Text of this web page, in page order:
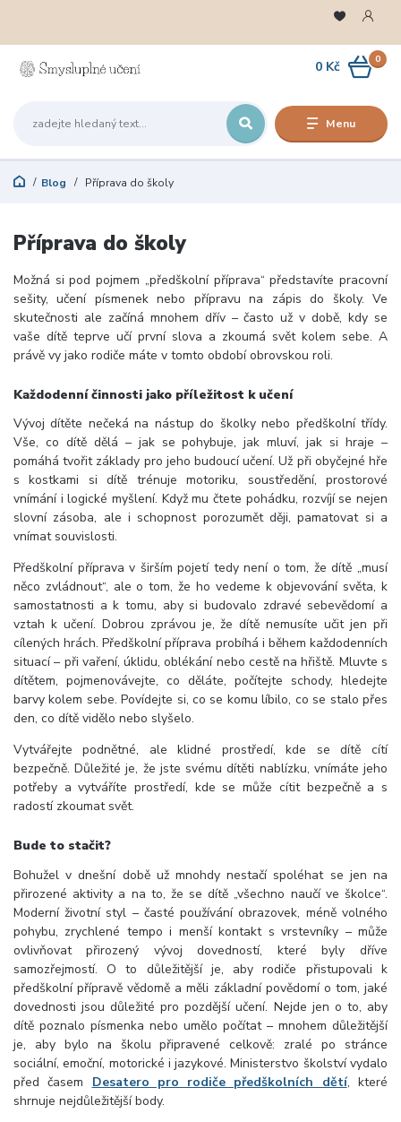
Menu
0
0 Kč
Blog Příprava do školy
Příprava do školy
Možná si pod pojmem „předškolní příprava“ představíte pracovní
sešity, učení písmenek nebo přípravu na zápis do školy. Ve
skutečnosti ale začíná mnohem dřív – často už v době, kdy se
vaše dítě teprve učí první slova a zkoumá svět kolem sebe. A
právě vy jako rodiče máte v tomto období obrovskou roli.
Každodenní činnosti jako příležitost k učení
Vývoj dítěte nečeká na nástup do školky nebo předškolní třídy.
Vše, co dítě dělá – jak se pohybuje, jak mluví, jak si hraje –
pomáhá tvořit základy pro jeho budoucí učení. Už při obyčejné hře
s kostkami si dítě trénuje motoriku, soustředění, prostorové
vnímání i logické myšlení. Když mu čtete pohádku, rozvíjí se nejen
slovní zásoba, ale i schopnost porozumět ději, pamatovat si a
vnímat souvislosti.
Předškolní příprava v širším pojetí tedy není o tom, že dítě „musí
něco zvládnout“, ale o tom, že ho vedeme k objevování světa, k
samostatnosti a k tomu, aby si budovalo zdravé sebevědomí a
vztah k učení. Dobrou zprávou je, že dítě nemusíte učit jen při
cílených hrách. Předškolní příprava probíhá i během každodenních
situací – při vaření, úklidu, oblékání nebo cestě na hřiště. Mluvte s
dítětem, pojmenovávejte, co děláte, počítejte schody, hledejte
barvy kolem sebe. Povídejte si, co se komu líbilo, co se stalo přes
den, co dítě vidělo nebo slyšelo.
Vytvářejte podnětné, ale klidné prostředí, kde se dítě cítí
bezpečně. Důležité je, že jste svému dítěti nablízku, vnímáte jeho
potřeby a vytváříte prostředí, kde se může cítit bezpečně a s
radostí zkoumat svět.
Bude to stačit?
Bohužel v dnešní době už mnohdy nestačí spoléhat se jen na
přirozené aktivity a na to, že se dítě „všechno naučí ve školce“.
Moderní životní styl – časté používání obrazovek, méně volného
pohybu, zrychlené tempo i menší kontakt s vrstevníky – může
ovlivňovat přirozený vývoj dovedností, které byly dříve
samozřejmostí. O to důležitější je, aby rodiče přistupovali k
předškolní přípravě vědomě a měli základní povědomí o tom, jaké
dovednosti jsou důležité pro pozdější učení. Nejde jen o to, aby
dítě poznalo písmenka nebo umělo počítat – mnohem důležitější
je, aby bylo na školu připravené celkově: zralé po stránce
sociální, emoční, motorické i jazykové. Ministerstvo školství vydalo
před časem Desatero pro rodiče předškolních dětí, které
shrnuje nejdůležitější body.